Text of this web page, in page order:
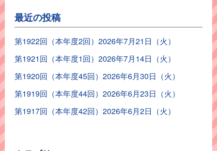
最近の投稿
第1922回（本年度2回）2026年7月21日（火）
第1921回（本年度1回）2026年7月14日（火）
第1920回（本年度45回）2026年6月30日（火）
第1919回（本年度44回）2026年6月23日（火）
第1917回（本年度42回）2026年6月2日（火）